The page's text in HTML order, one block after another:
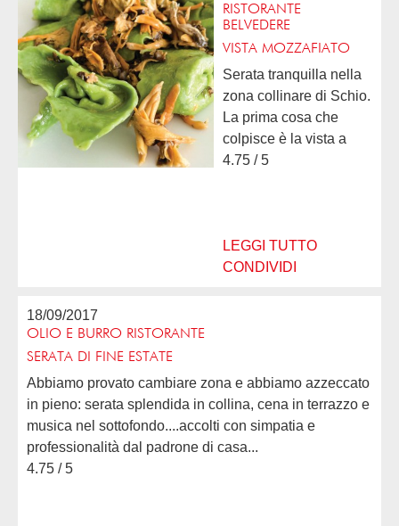
RISTORANTE
BELVEDERE
VISTA MOZZAFIATO
Serata tranquilla nella
zona collinare di Schio.
La prima cosa che
colpisce è la vista a
mozzafiato della
subito buon umore. Il
personale...
4.75 / 5
LEGGI TUTTO
CONDIVIDI
18/09/2017
OLIO E BURRO RISTORANTE
SERATA DI FINE ESTATE
Abbiamo provato cambiare zona e abbiamo azzeccato
in pieno: serata splendida in collina, cena in terrazzo e
musica nel sottofondo....accolti con simpatia e
professionalità dal padrone di casa...
4.75 / 5